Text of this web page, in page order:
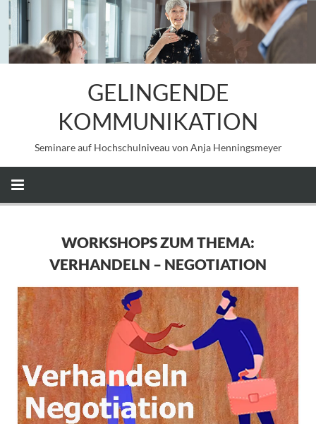
GELINGENDE
KOMMUNIKATION
Seminare auf Hochschulniveau von Anja Henningsmeyer
WORKSHOPS ZUM THEMA:
VERHANDELN – NEGOTIATION